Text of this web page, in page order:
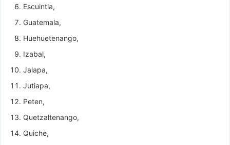
Escuintla,
Guatemala,
Huehuetenango,
Izabal,
Jalapa,
Jutiapa,
Peten,
Quetzaltenango,
Quiche,